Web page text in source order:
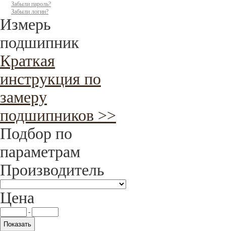
Забыли пароль?
Забыли логин?
Измерь
подшипник
Краткая
инструкция по
замеру
подшипников >>
Подбор по
параметрам
Производитель
Цена
-